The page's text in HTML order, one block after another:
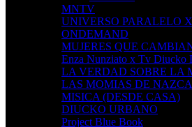
MNTV
UNIVERSO PARALELO
ONDEMAND
MUJERES QUE
Enza Nunziato x Tv Diucko
LA VERDAD SOBRE LA
LAS MOMIAS DE NAZCA
MISICA (DESDE CASA)
DIUCKO URBANO
Project Blue Book